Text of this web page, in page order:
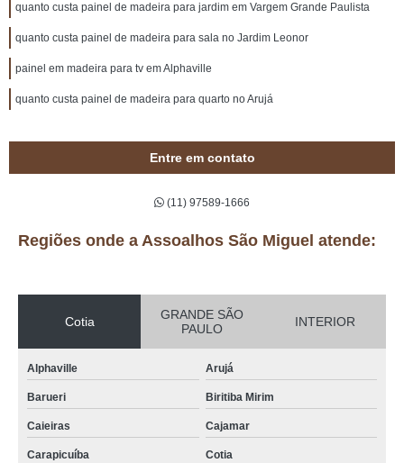
quanto custa painel de madeira para jardim em Vargem Grande Paulista
quanto custa painel de madeira para sala no Jardim Leonor
painel em madeira para tv em Alphaville
quanto custa painel de madeira para quarto no Arujá
Entre em contato
(11) 97589-1666
Regiões onde a Assoalhos São Miguel atende:
Cotia
GRANDE SÃO
PAULO
INTERIOR
Alphaville Arujá
Barueri Biritiba Mirim
Caieiras Cajamar
Carapicuíba Cotia